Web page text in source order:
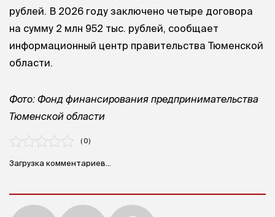
рублей. В 2026 году заключено четыре договора
на сумму 2 млн 952 тыс. рублей, сообщает
информационный центр правительства Тюменской
области.
Фото: Фонд финансирования предпринимательства
Тюменской области
( 0 )
Загрузка комментариев...